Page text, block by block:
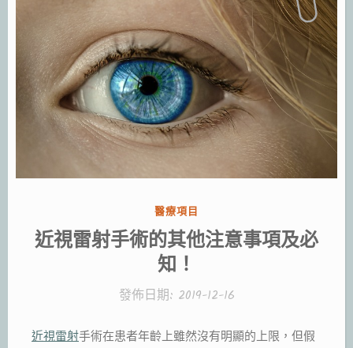
分
類:
醫療項目
近視雷射手術的其他注意事項及必
知！
發佈日期: 2019-12-16
近視雷射手術在患者年齡上雖然沒有明顯的上限，但假